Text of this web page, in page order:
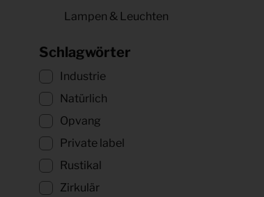
Lampen & Leuchten
Schlagwörter
Industrie
Natürlich
Opvang
Private label
Rustikal
Zirkulär